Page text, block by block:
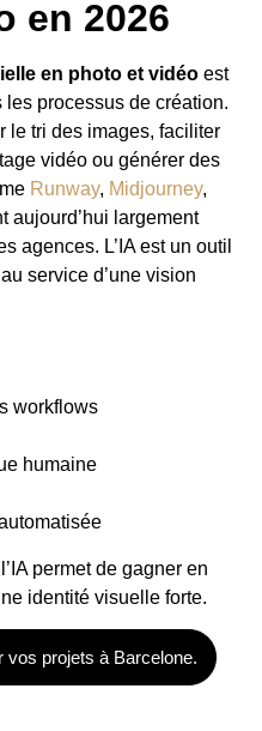
en 2026
en photo et vidéo est
processus de création.
le tri des images, faciliter
vidéo ou générer des
Runway, Midjourney,
aujourd’hui largement
agences. L’IA est un outil
service d’une vision
workflows
humaine
permet de gagner en
identité visuelle forte.
vos projets à Barcelone.